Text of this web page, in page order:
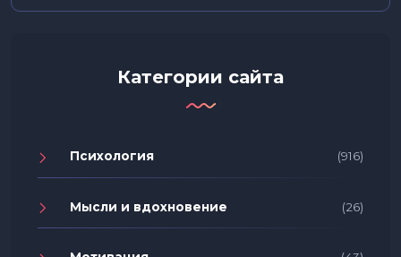
Категории сайта
Психология (916)
Мысли и вдохновение (26)